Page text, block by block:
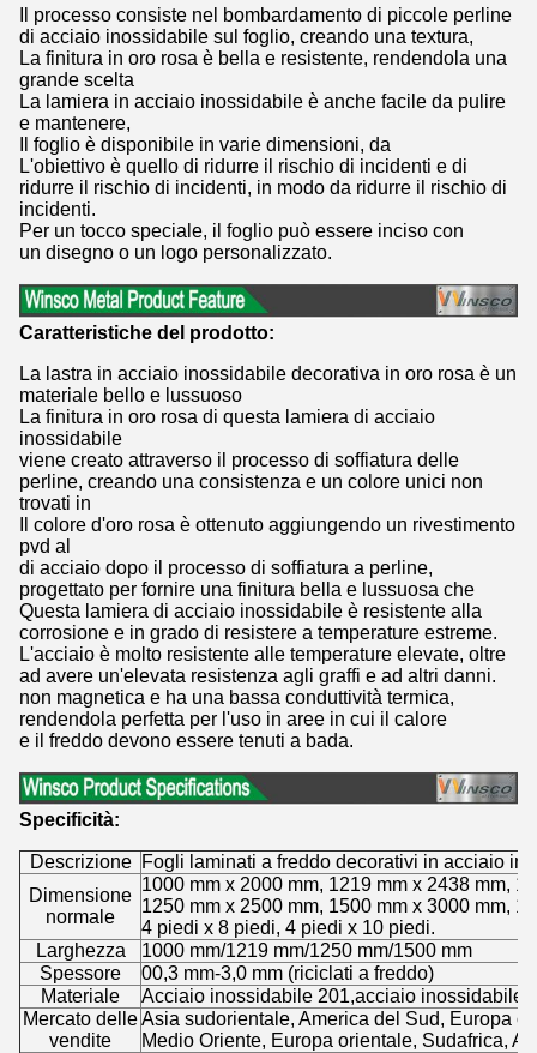
Il processo consiste nel bombardamento di piccole perline
di acciaio inossidabile sul foglio, creando una textura,
La finitura in oro rosa è bella e resistente, rendendola una
grande scelta
La lamiera in acciaio inossidabile è anche facile da pulire
e mantenere,
Il foglio è disponibile in varie dimensioni, da
L'obiettivo è quello di ridurre il rischio di incidenti e di
ridurre il rischio di incidenti, in modo da ridurre il rischio di
incidenti.
Per un tocco speciale, il foglio può essere inciso con
un disegno o un logo personalizzato.
Caratteristiche del prodotto:
La lastra in acciaio inossidabile decorativa in oro rosa è un
materiale bello e lussuoso
La finitura in oro rosa di questa lamiera di acciaio
inossidabile
viene creato attraverso il processo di soffiatura delle
perline, creando una consistenza e un colore unici non
trovati in
Il colore d'oro rosa è ottenuto aggiungendo un rivestimento
pvd al
di acciaio dopo il processo di soffiatura a perline,
progettato per fornire una finitura bella e lussuosa che
Questa lamiera di acciaio inossidabile è resistente alla
corrosione e in grado di resistere a temperature estreme.
L'acciaio è molto resistente alle temperature elevate, oltre
ad avere un'elevata resistenza agli graffi e ad altri danni.
non magnetica e ha una bassa conduttività termica,
rendendola perfetta per l'uso in aree in cui il calore
e il freddo devono essere tenuti a bada.
Specificità:
Descrizione
Fogli laminati a freddo decorativi in acciaio
Dimensione
normale
1000 mm x 2000 mm, 1219 mm x 2438 mm,
1250 mm x 2500 mm, 1500 mm x 3000 mm,
4 piedi x 8 piedi, 4 piedi x 10 piedi.
Larghezza
1000 mm/1219 mm/1250 mm/1500 mm
Spessore
00,3 mm-3,0 mm (riciclati a freddo)
Materiale
Acciaio inossidabile 201,acciaio inossidabile
Mercato delle
vendite
Asia sudorientale, America del Sud, Europa
Medio Oriente, Europa orientale, Sudafrica,